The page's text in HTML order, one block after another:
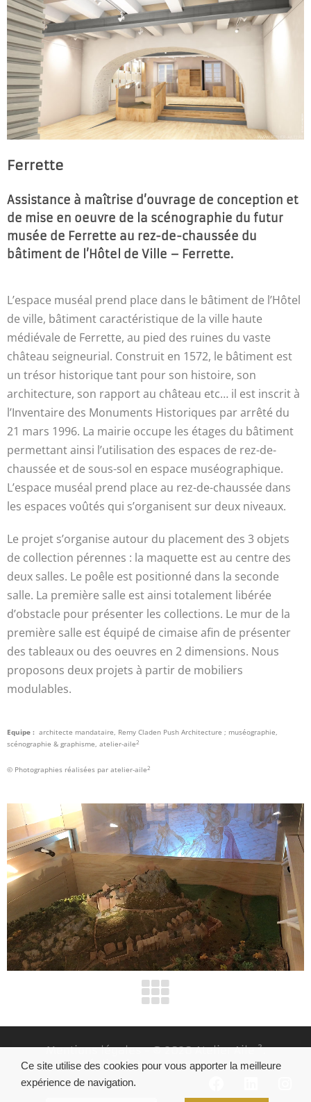
Ferrette
Assistance à maîtrise d’ouvrage de conception et
de mise en oeuvre de la scénographie du futur
musée de Ferrette au rez-de-chaussée du
bâtiment de l’Hôtel de Ville – Ferrette.
L’espace muséal prend place dans le bâtiment de l’Hôtel
de ville, bâtiment caractéristique de la ville haute
médiévale de Ferrette, au pied des ruines du vaste
château seigneurial. Construit en 1572, le bâtiment est
un trésor historique tant pour son histoire, son
architecture, son rapport au château etc… il est inscrit à
l’Inventaire des Monuments Historiques par arrêté du
21 mars 1996. La mairie occupe les étages du bâtiment
permettant ainsi l’utilisation des espaces de rez-de-
chaussée et de sous-sol en espace muséographique.
L’espace muséal prend place au rez-de-chaussée dans
les espaces voûtés qui s’organisent sur deux niveaux.
Le projet s’organise autour du placement des 3 objets
de collection pérennes : la maquette est au centre des
deux salles. Le poêle est positionné dans la seconde
salle. La première salle est ainsi totalement libérée
d’obstacle pour présenter les collections. Le mur de la
première salle est équipé de cimaise afin de présenter
des tableaux ou des oeuvres en 2 dimensions. Nous
proposons deux projets à partir de mobiliers
modulables.
Equipe : architecte mandataire, Remy Claden Push Architecture ; muséographie,
scénographie & graphisme, atelier-aile 2
© Photographies réalisées par atelier-aile 2
Mentions légales- © 2020 Atelier Aile ².
RéalisationDN Consultants
Ce site utilise des cookies pour vous apporter la meilleure
expérience de navigation.